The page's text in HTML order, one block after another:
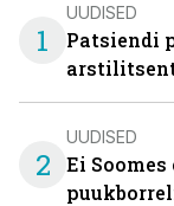
1
UUDISED
Patsiendi
2
UUDISED
Ei